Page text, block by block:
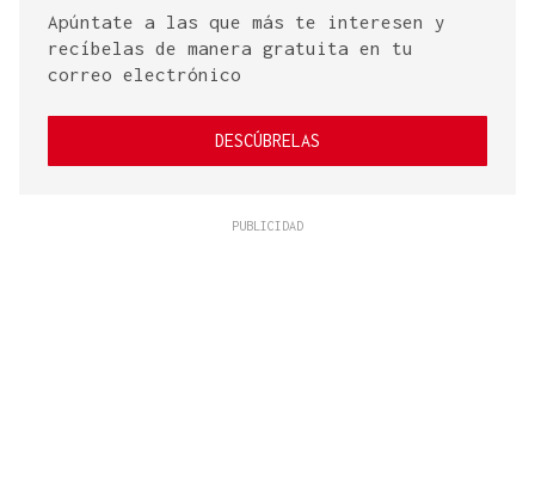
Apúntate a las que más te interesen y
recíbelas de manera gratuita en tu
correo electrónico
DESCÚBRELAS